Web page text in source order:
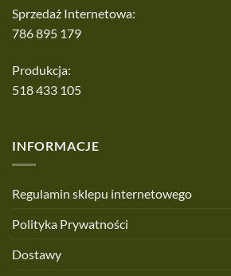
Sprzedaż Internetowa:
786 895 179
Produkcja:
518 433 105
INFORMACJE
Regulamin sklepu internetowego
Polityka Prywatności
Dostawy